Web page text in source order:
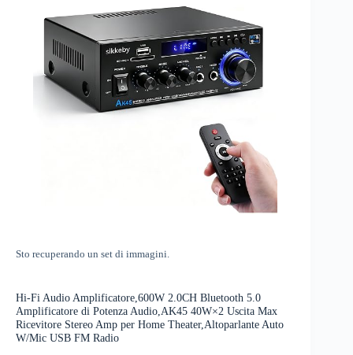
Sto recuperando un set di immagini.
Hi-Fi Audio Amplificatore,600W 2.0CH Bluetooth 5.0
Amplificatore di Potenza Audio,AK45 40W×2 Uscita Max
Ricevitore Stereo Amp per Home Theater,Altoparlante Auto
W/Mic USB FM Radio